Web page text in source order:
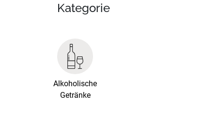
Kategorie
Alkoholische
Getränke